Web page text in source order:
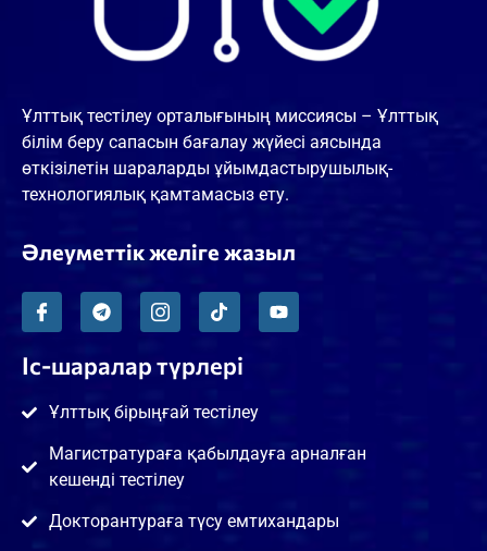
Ұлттық тестілеу орталығының миссиясы – Ұлттық
білім беру сапасын бағалау жүйесі аясында
өткізілетін шараларды ұйымдастырушылық-
технологиялық қамтамасыз ету.
Әлеуметтік желіге жазыл
Іс-шаралар түрлері
Ұлттық бірыңғай тестілеу
Магистратураға қабылдауға арналған
кешенді тестілеу
Докторантураға түсу емтихандары